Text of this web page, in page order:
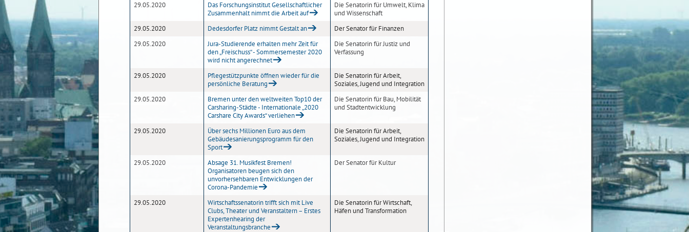
29.05.2020
Das Forschungsinstitut Gesellschaftlicher
Zusammenhalt nimmt die Arbeit auf
Die Senatorin für Umwelt, Klima
und Wissenschaft
29.05.2020
Dedesdorfer Platz nimmt Gestalt an
Der Senator für Finanzen
29.05.2020
Jura-Studierende erhalten mehr Zeit für
den „Freischuss“ - Sommersemester 2020
wird nicht angerechnet
Die Senatorin für Justiz und
Verfassung
29.05.2020
Pflegestützpunkte öffnen wieder für die
persönliche Beratung
Die Senatorin für Arbeit,
Soziales, Jugend und Integration
29.05.2020
Bremen unter den weltweiten Top10 der
Carsharing-Städte - Internationale „2020
Carshare City Awards“ verliehen
Die Senatorin für Bau, Mobilität
und Stadtentwicklung
29.05.2020
Über sechs Millionen Euro aus dem
Gebäudesanierungsprogramm für den
Sport
Die Senatorin für Arbeit,
Soziales, Jugend und Integration
29.05.2020
Absage 31. Musikfest Bremen!
Organisatoren beugen sich den
unvorhersehbaren Entwicklungen der
Corona-Pandemie
Der Senator für Kultur
29.05.2020
Wirtschaftssenatorin trifft sich mit Live
Clubs, Theater und Veranstaltern – Erstes
Expertenhearing der
Veranstaltungsbranche
Die Senatorin für Wirtschaft,
Häfen und Transformation